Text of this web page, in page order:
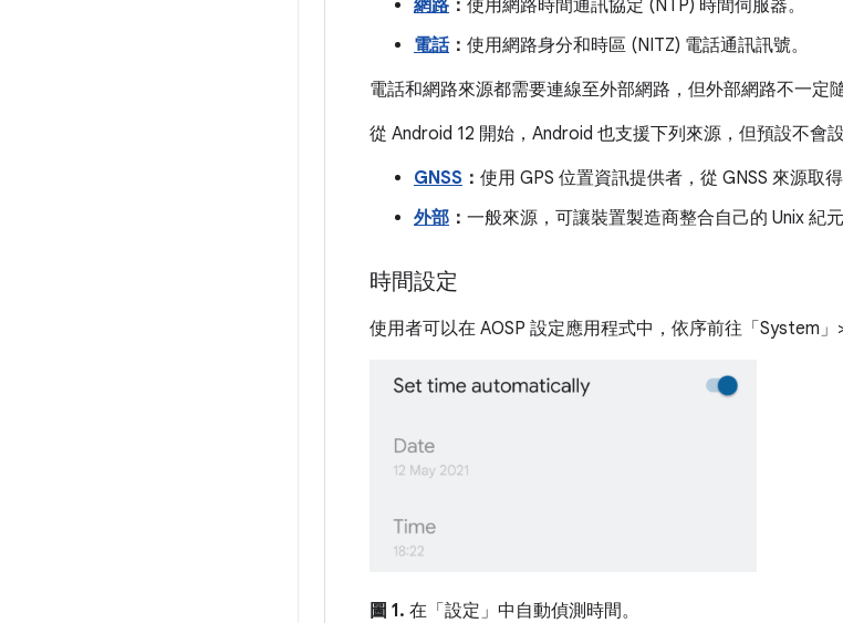
網路 ： 使用網路時間通訊協定 (NTP) 時間伺服器。
電話： 使用網路身分和時區 (NITZ) 電話通訊訊號。
電話和網路來源都需要連線至外部網路，但外部網路不一定隨
從 Android 12 開始，Android 也支援下列來源，但預設不會
GNSS ： 使用 GPS 位置資訊提供者，從 GNSS 來源取得
外部 ： 一般來源，可讓裝置製造商整合自己的 Unix 紀元
時間設定
使用者可以在 AOSP 設定應用程式中，依序前往「System」
圖 1. 在「設定」中自動偵測時間。